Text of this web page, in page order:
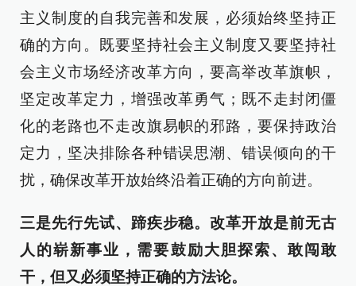
主义制度的自我完善和发展，必须始终坚持正
确的方向。既要坚持社会主义制度又要坚持社
会主义市场经济改革方向，要高举改革旗帜，
坚定改革定力，增强改革勇气；既不走封闭僵
化的老路也不走改旗易帜的邪路，要保持政治
定力，坚决排除各种错误思潮、错误倾向的干
扰，确保改革开放始终沿着正确的方向前进。
三是先行先试、蹄疾步稳。改革开放是前无古
人的崭新事业，需要鼓励大胆探索、敢闯敢
干，但又必须坚持正确的方法论。